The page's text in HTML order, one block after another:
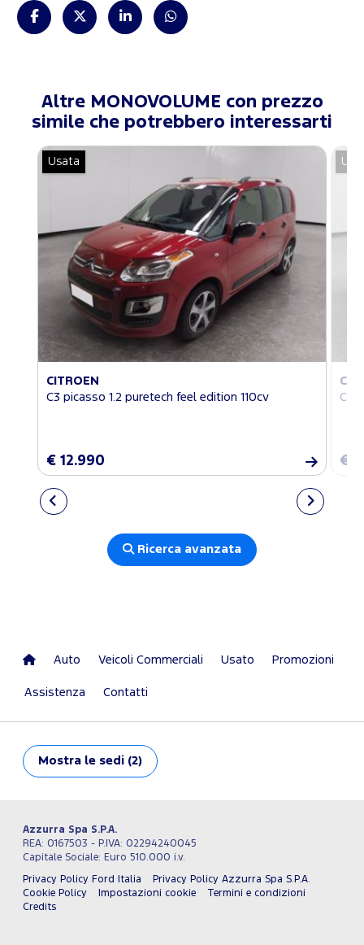
Altre MONOVOLUME con prezzo
simile che potrebbero interessarti
Usata
CITROEN
C3 picasso 1.2 puretech feel edition 110cv
€ 12.990
C4
€
Ricerca avanzata
Auto Veicoli Commerciali Usato Promozioni
Assistenza Contatti
Mostra le sedi (2)
Azzurra Spa S.P.A.
REA: 0167503 - P.IVA: 02294240045
Capitale Sociale: Euro 510.000 i.v.
Privacy Policy Ford Italia
Privacy Policy Azzurra Spa S.P.A.
Cookie Policy
Impostazioni cookie
Termini e condizioni
Credits